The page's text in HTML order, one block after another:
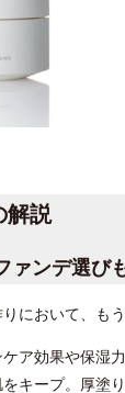
解説
ァンデ選び
において、も
ア効果や保湿
キープ。厚塗